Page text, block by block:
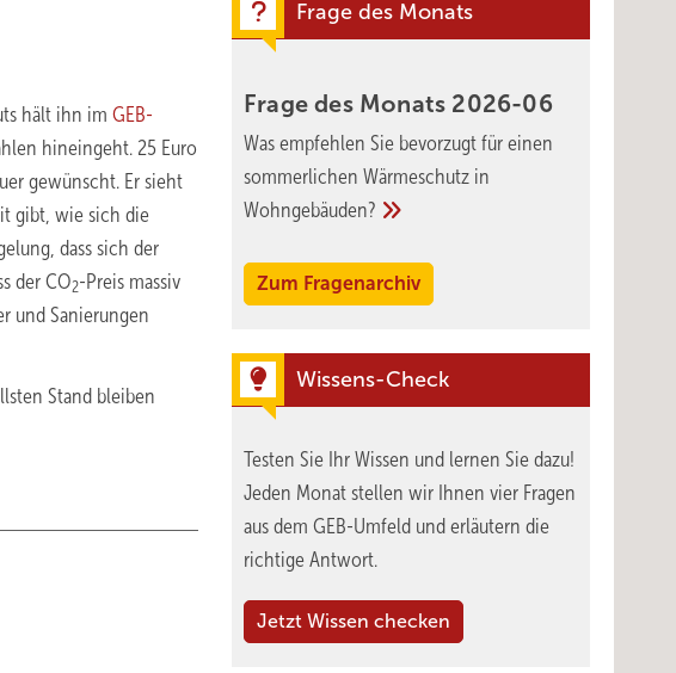
hält ihn im GEB-
hineingeht. 25 Euro
gewünscht. Er sieht
gibt, wie sich die
dass sich der
der CO2-Preis massiv
und Sanierungen
Stand bleiben
Frage des Monats
Frage des Monats 2026-06
Was empfehlen Sie bevorzugt für einen
sommerlichen Wärmeschutz in
Wohngebäuden?
Zum Fragenarchiv
Wissens-Check
Testen Sie Ihr Wissen und lernen Sie dazu!
Jeden Monat stellen wir Ihnen vier Fragen
aus dem GEB-Umfeld und erläutern die
richtige Antwort.
Jetzt Wissen checken